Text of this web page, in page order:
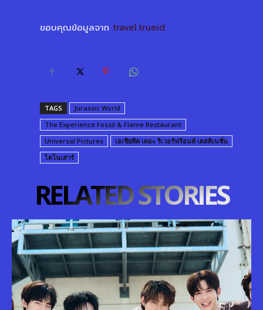
ขอบคุณข้อมูลจาก travel.trueid
TAGS
Jurassic World
The Experience Fossil & Flame Restaurant
Universal Pictures
เอเชียทีค เดอะ ริเวอร์ฟร้อนท์ เดสติเนชั่น
ไดโนเสาร์
RELATED STORIES